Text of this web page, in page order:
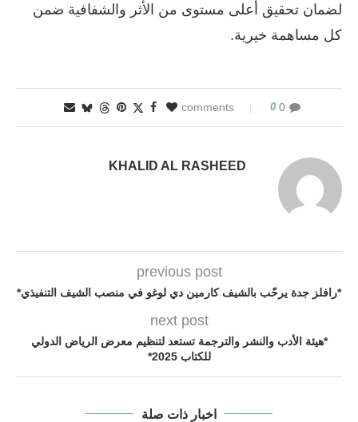
لضمان تحقيق أعلى مستوى من الأثر والشفافية ضمن
كل مساهمة خيرية.
0 comments
0
KHALID AL RASHEED
previous post
*رافلز جدة يرحّب بالشيف كارمين دي لوغو في منصب الشيف التنفيذي*
next post
*هيئة الأدب والنشر والترجمة تستعد لتنظيم معرض الرياض الدولي
للكتاب 2025*
اخبار ذات صلة